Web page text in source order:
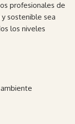
profesionales de
sostenible sea
los niveles